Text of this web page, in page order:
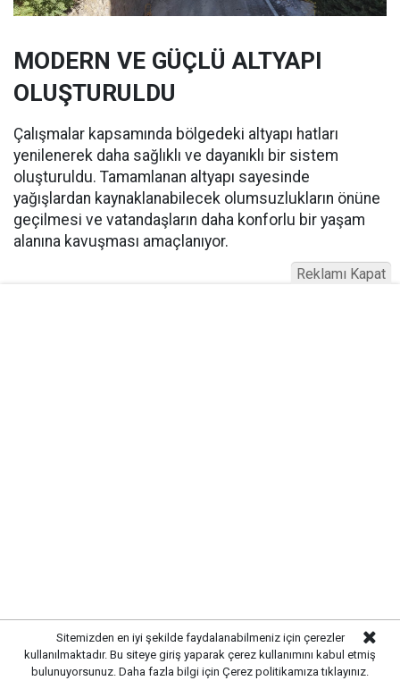
MODERN VE GÜÇLÜ ALTYAPI
OLUŞTURULDU
Çalışmalar kapsamında bölgedeki altyapı hatları
yenilenerek daha sağlıklı ve dayanıklı bir sistem
oluşturuldu. Tamamlanan altyapı sayesinde
yağışlardan kaynaklanabilecek olumsuzlukların önüne
geçilmesi ve vatandaşların daha konforlu bir yaşam
alanına kavuşması amaçlanıyor.
Sitemizden en iyi şekilde faydalanabilmeniz için çerezler
kullanılmaktadır. Bu siteye giriş yaparak çerez kullanımını kabul etmiş
bulunuyorsunuz. Daha fazla bilgi için Çerez politikamıza tıklayınız.
Reklamı Kapat